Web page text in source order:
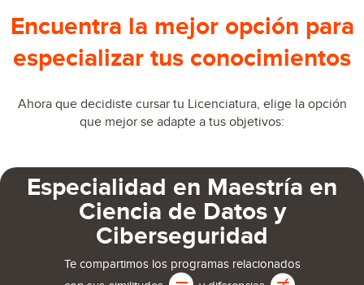
Encuentra la mejor opción para
especializar tus conocimientos
Ahora que decidiste cursar tu Licenciatura, elige la opción
que mejor se adapte a tus objetivos:
Especialidad en Maestría en
Ciencia de Datos y
Ciberseguridad
Te compartimos los programas relacionados